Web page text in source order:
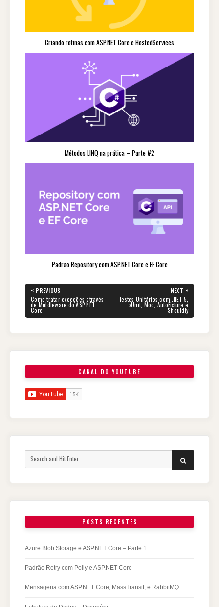
Criando rotinas com ASP.NET Core e HostedServices
Métodos LINQ na prática – Parte #2
Padrão Repository com ASP.NET Core e EF Core
Navegação
de
Post
« PREVIOUS
PREVIOUS
POST:
Como tratar exceções através
de Middleware do ASP.NET
Core
NEXT »
NEXT
POST:
Testes Unitários com .NET 5,
xUnit, Moq, AutoFixture e
Shouldly
CANAL DO YOUTUBE
SEARCH
POSTS RECENTES
Azure Blob Storage e ASP.NET Core – Parte 1
Padrão Retry com Polly e ASP.NET Core
Mensageria com ASP.NET Core, MassTransit, e RabbitMQ